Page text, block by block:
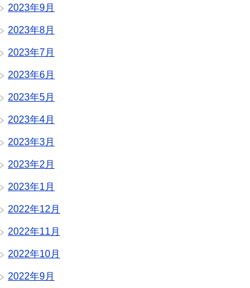
2023年9月
2023年8月
2023年7月
2023年6月
2023年5月
2023年4月
2023年3月
2023年2月
2023年1月
2022年12月
2022年11月
2022年10月
2022年9月